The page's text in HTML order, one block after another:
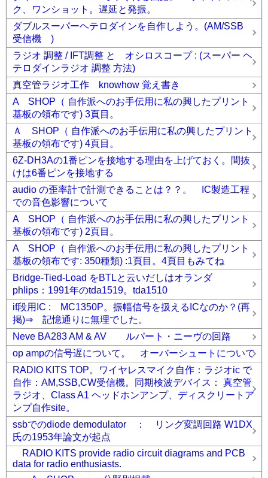
ク、ワンショット。遅延と発振。
ダブルスーパーヘテロダインを自作しよう。(AM/SSB
受信機 )
ラジオ 調整 / IFT調整 と オシロスコープ : (スーパー ヘ
テロダインラジオ 調整 方法)
真空管ラジオ工作 knowhow 覚え書き
A SHOP（ 自作派へのお手伝用に私の興したプリント
基板の領布です) 3頁目。
Ａ SHOP（ 自作派へのお手伝用に私の興したプリント
基板の領布です) 4頁目。
6Z-DH3Aの1番ピンを接地する理由を上げておく。間抜
けは6番ピンを接地する
audio の歪率計で計測できることは？？。 IC製造工程
での音色影響について
A SHOP（ 自作派へのお手伝用に私の興したプリント
基板の領布です) 2頁目。
A SHOP（ 自作派へのお手伝用に私の興したプリント
基板の領布です: 350種類) :1頁目。4頁目もみてね
Bridge-Tied-Load をBTLと云いだしはオランダ
phlips：1991年のtda1519。tda1510
if段用IC : MC1350P。振幅信号を扱えるICなのか？(再
掲)⇒ 記憶通りに無理でした。
Neve BA283 AM & AV ルパート・ニーヴの回路
op ampの信号遅について。 オーバーシュートについて
RADIO KITS TOP。ワイヤレスマイク自作：ラジオic で
自作：AM,SSB,CW受信機。同期検波デバイス： 真空管
ラジオ、Class A1 ヘッドホンアンプ、ディスクリートア
ンプ自作site。
ssbでのdiode demodulator ： リング変調回路 W1DX
氏の1953年論文が起点
RADIO KITS provide radio circuit diagrams and PCB
data for radio enthusiasts.